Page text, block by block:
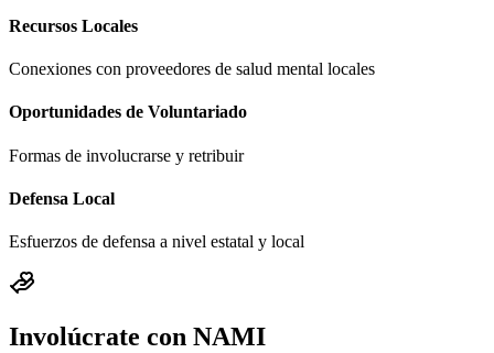
Recursos Locales
Conexiones con proveedores de salud mental locales
Oportunidades de Voluntariado
Formas de involucrarse y retribuir
Defensa Local
Esfuerzos de defensa a nivel estatal y local
Involúcrate con NAMI